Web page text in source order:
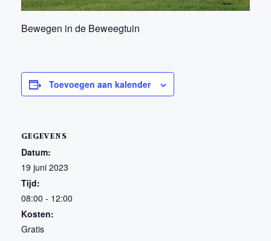
Bewegen in de Beweegtuin
Toevoegen aan kalender
GEGEVENS
Datum:
19 juni 2023
Tijd:
08:00 - 12:00
Kosten:
Gratis